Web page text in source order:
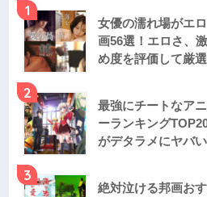
1
女優の濡れ場がエ
画56選！エロさ、
め度を評価して厳
2
最強にチートなア
ーランキング
がデタラメにヤバ
3
絶対泣ける邦画お